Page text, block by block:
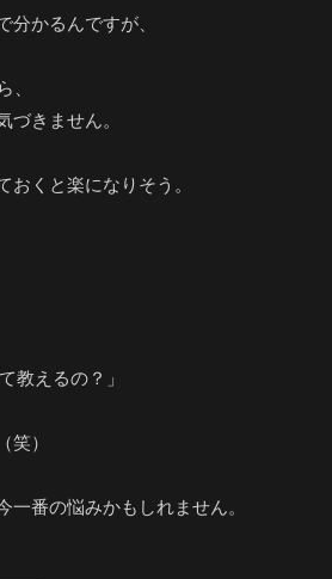
分かるんですが、
、
づきません。
おくと楽になりそう。
教えるの？」
）
一番の悩みかもしれません。